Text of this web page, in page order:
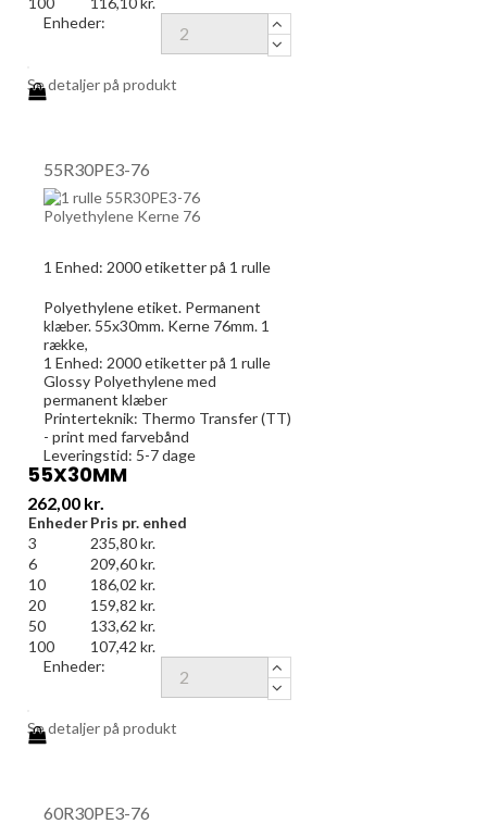
Enheder:
Se detaljer på produkt
55R30PE3-76
1 Enhed: 2000etiketter på 1 rulle
Polyethylene etiket. Permanent
klæber. 55x30mm. Kerne 76mm. 1
række,
1 Enhed: 2000etiketter på 1 rulle
Glossy Polyethylene med
permanent klæber
Printerteknik: Thermo Transfer (TT)
- print med farvebånd
Leveringstid: 5-7 dage
55X30MM
Pris
262,00 kr.
EnhederPris pr. enhed
3
235,80 kr.
6
209,60 kr.
10
186,02 kr.
20
159,82 kr.
50
133,62 kr.
100
107,42 kr.
Enheder:
Se detaljer på produkt
60R30PE3-76